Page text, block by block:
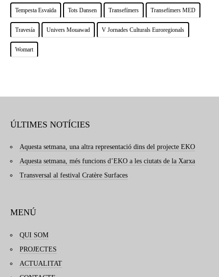
Tempesta Esvaïda Tots Dansen Transefímers Transefímers MED
Travesía Univers Mouawad V Jornades Culturals Euroregionals
Womart
ÚLTIMES NOTÍCIES
Aquesta setmana, una altra representació dins del projecte EKO
Aquesta setmana, més funcions d’EKO a les ciutats de la Xarxa
Transversal al festival Cratère Surfaces
MENÚ
QUI SOM
PROJECTES
ACTUALITAT